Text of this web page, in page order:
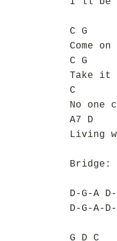
C G
Come
C G
Take
C
No one
A7 D
Living
Bridge:
D-G-A
D-G-A-
G D C